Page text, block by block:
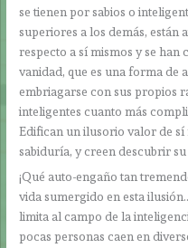
se tienen por sabios o
superiores a los demás, están
respecto a sí mismos y se han
vanidad, que es una forma de
embriagarse con sus propios
inteligentes cuanto más
Edifican un ilusorio valor de sí
sabiduría, y creen descubrir
¡Qué auto-engaño tan
vida sumergido en esta
limita al campo de la
pocas personas caen en